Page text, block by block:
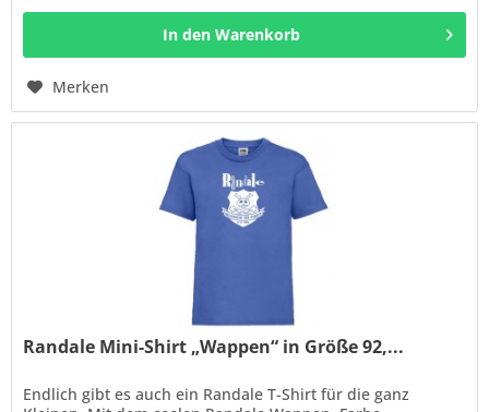
In den Warenkorb
Merken
Randale Mini-Shirt „Wappen“ in Größe 92,...
Endlich gibt es auch ein Randale T-Shirt für die ganz